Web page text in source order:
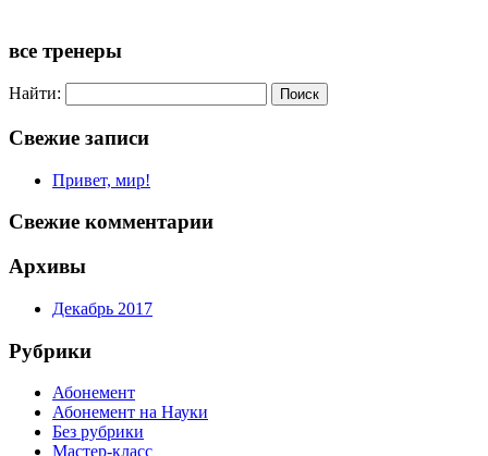
все тренеры
Найти:
Свежие записи
Привет, мир!
Свежие комментарии
Архивы
Декабрь 2017
Рубрики
Абонемент
Абонемент на Науки
Без рубрики
Мастер-класс